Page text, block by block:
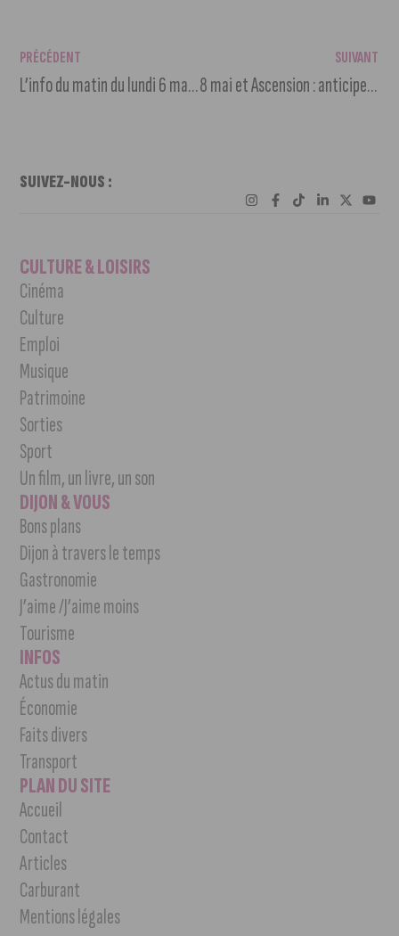
PRÉCÉDENT
L’info du matin du lundi 6 mai 2024
SUIVANT
8 mai et Ascension : anticipez vos déplacements pour éviter les bouchons
SUIVEZ-NOUS :
CULTURE & LOISIRS
Cinéma
Culture
Emploi
Musique
Patrimoine
Sorties
Sport
Un film, un livre, un son
DIJON & VOUS
Bons plans
Dijon à travers le temps
Gastronomie
J’aime /J’aime moins
Tourisme
INFOS
Actus du matin
Économie
Faits divers
Transport
PLAN DU SITE
Accueil
Contact
Articles
Carburant
Mentions légales